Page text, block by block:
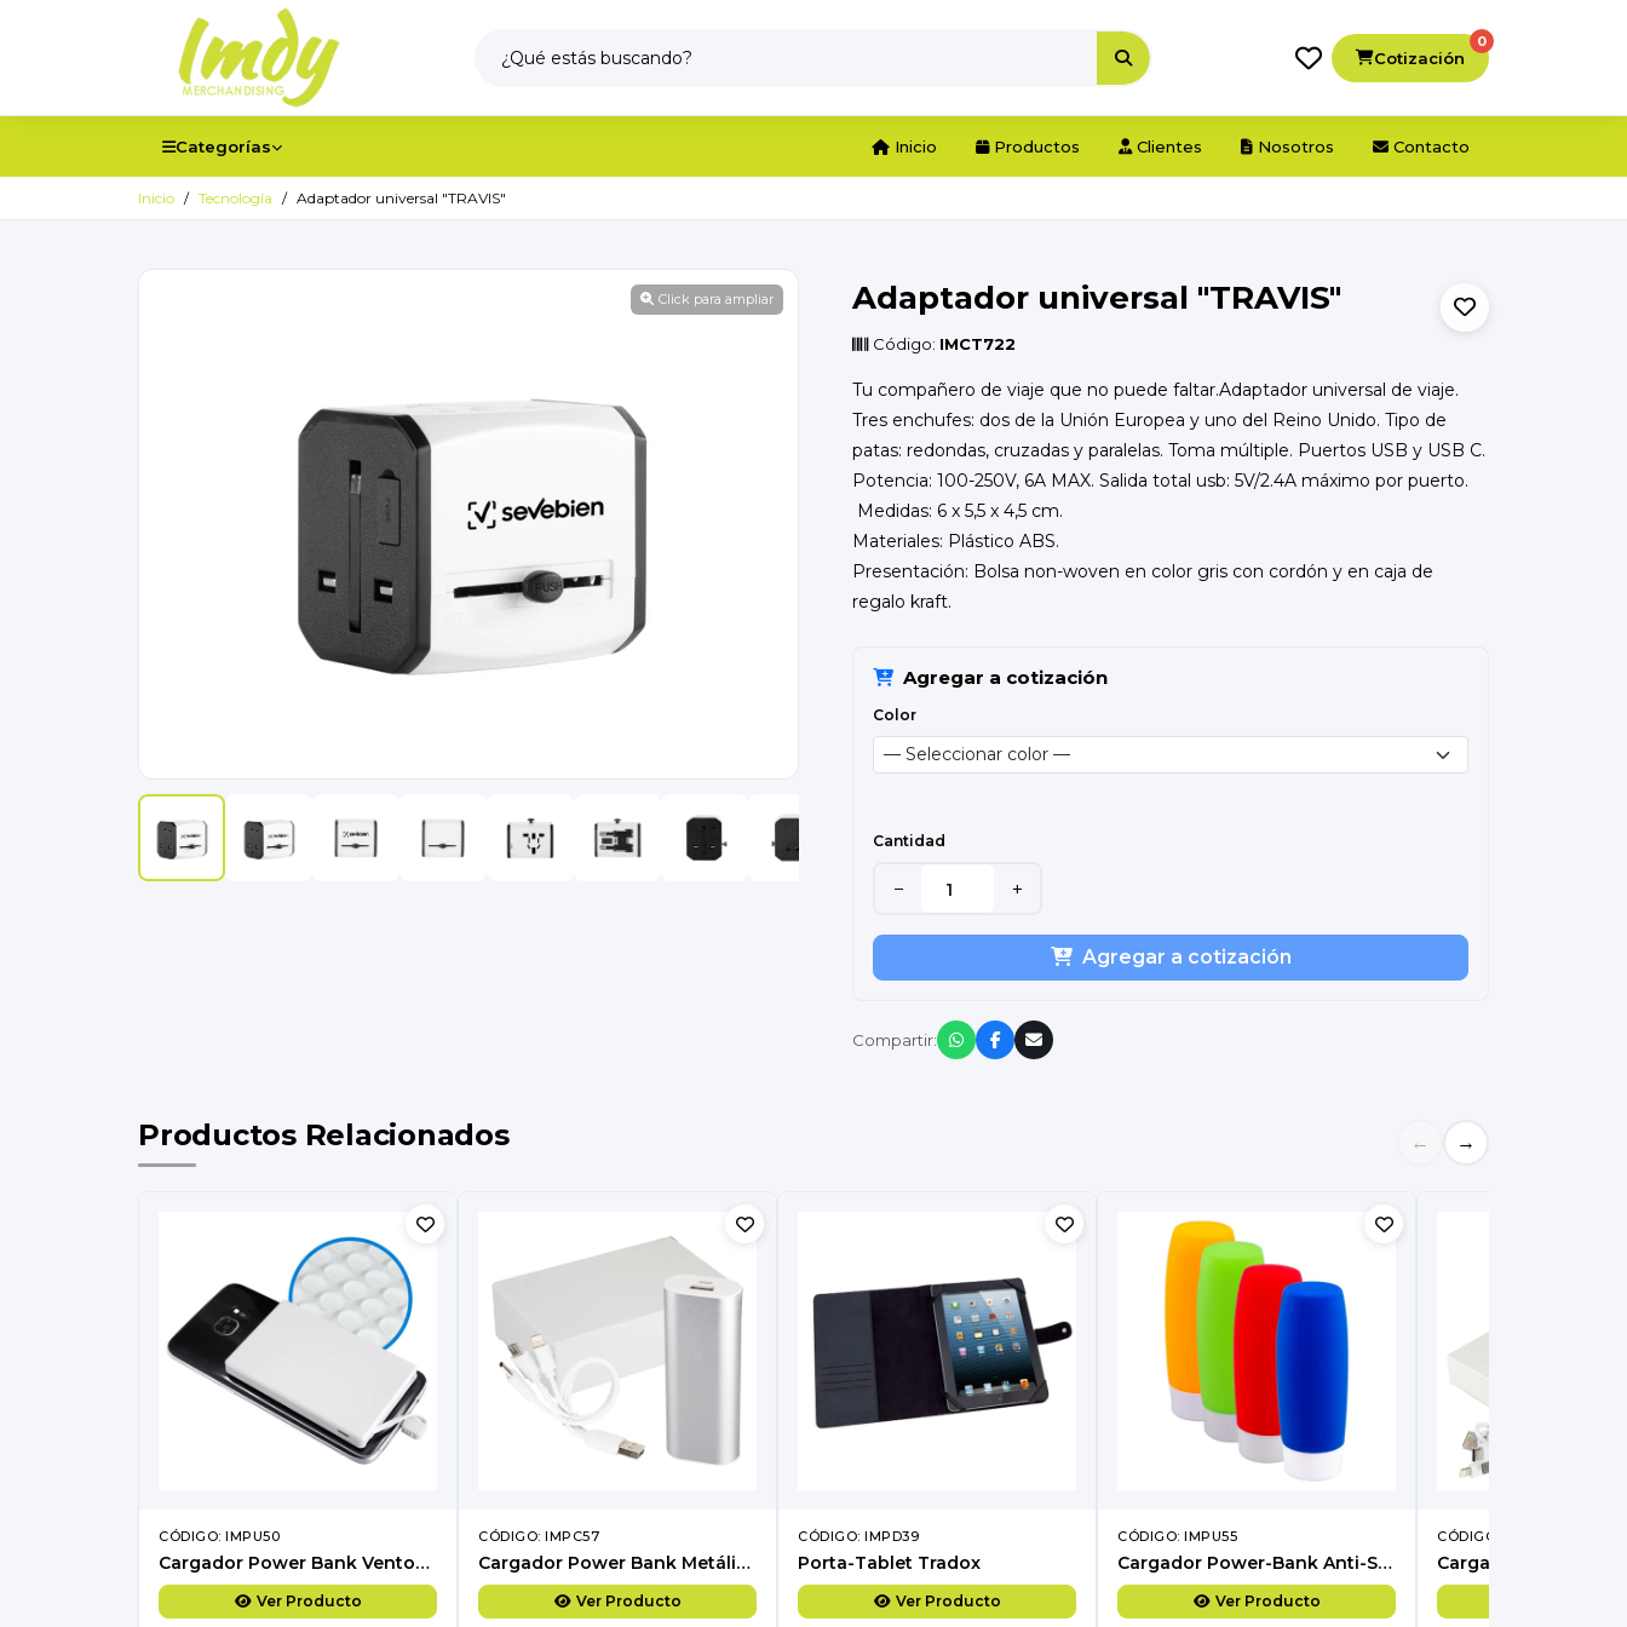
Cotización
0
Categorías Inicio Productos Clientes Nosotros Contacto
Inicio Tecnología Adaptador universal "TRAVIS"
Click para ampliar Adaptador universal "TRAVIS"
Código: IMCT722
Tu compañero de viaje que no puede faltar.Adaptador universal de viaje.
Tres enchufes: dos de la Unión Europea y uno del Reino Unido. Tipo de
patas: redondas, cruzadas y paralelas. Toma múltiple. Puertos USB y USB C.
Potencia: 100-250V, 6A MAX. Salida total usb: 5V/2.4A máximo por puerto.
Medidas: 6 x 5,5 x 4,5 cm.
Materiales: Plástico ABS.
Presentación: Bolsa non-woven en color gris con cordón y en caja de
regalo kraft.
Agregar a cotización
Color
Cantidad
− +
Agregar a cotización
Compartir:
Productos Relacionados ← →
CÓDIGO: IMPU50
Cargador Power Bank Ventosas
Ver Producto
CÓDIGO: IMPC57
Cargador Power Bank Metálico 5200mAh
Ver Producto
CÓDIGO: IMPD39
Porta-Tablet Tradox
Ver Producto
CÓDIGO: IMPU55
Cargador Power-Bank Anti-Stress
Ver Producto
CÓDIGO: IMPC53